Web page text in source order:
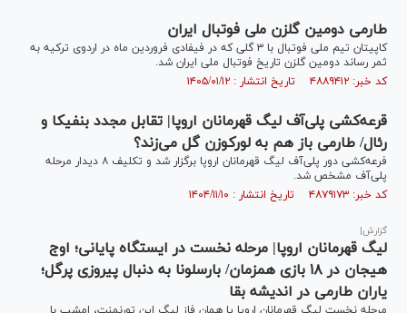
طارمی دومین گلزن ملی فوتبال ایران
کاپیتان تیم ملی فوتبال با ۳ گلی که در فیفادی فروردین ماه در اردوی ترکیه به
ثمر رساند دومین گلزن تاریخ فوتبال ملی ایران شد.
کد خبر: ۴۸۸۹۴۱۲ تاریخ انتشار : ۱۴۰۵/۰۱/۱۲
قرعه‌کشی پلی‌آف لیگ قهرمانان اروپا| تقابل مجدد بنفیکا و
رئال/ طارمی باز هم به لورکوزن گل می‌زند؟
فرعه‌کشی دور پلی‌آف لیگ قهرمانان اروپا برگزار شد و تکلیف ۸ دیدار مرحله
پلی‌آف مشخص شد.
کد خبر: ۴۸۷۹۱۷۳ تاریخ انتشار : ۱۴۰۴/۱۱/۱۰
گزارش|
لیگ قهرمانان اروپا| مرحله نخست در ایستگاه پایانی؛ اوج
هیجان در ۱۸ بازی همزمان/ بارسلونا به دنبال پیروزی پرگل؛
یاران طارمی در اندیشه بقا